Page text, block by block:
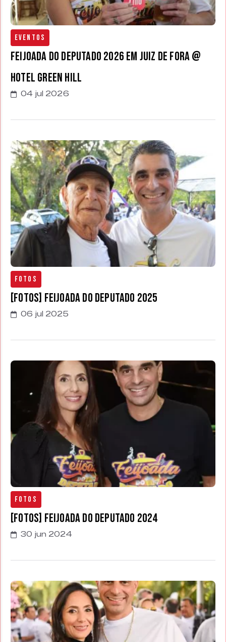
Eventos
Feijoada do Deputado 2026 em Juiz de Fora @
Hotel Green Hill
04 jul 2026
Fotos
[FOTOS] Feijoada do Deputado 2025
06 jul 2025
Fotos
[FOTOS] Feijoada do Deputado 2024
30 jun 2024